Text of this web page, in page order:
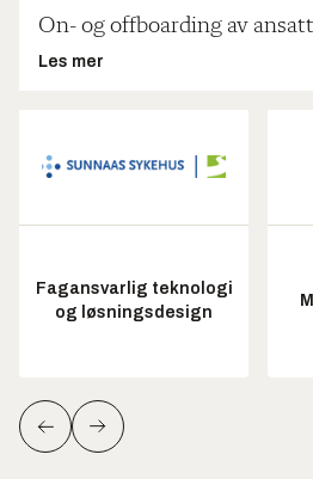
On- og offboarding av
Les mer
Fagansvarlig teknologi
og løsningsdesign